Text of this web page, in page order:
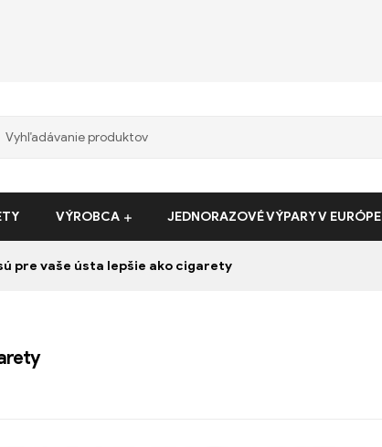
VÝROBCA JEDNORAZOVÉ VÝPARY V EURÓPE
pre vaše ústa lepšie ako cigarety